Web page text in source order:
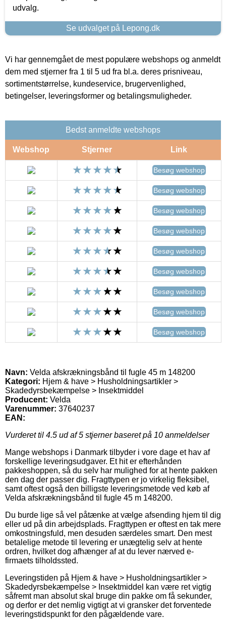
udvalg.
Se udvalget på Lepong.dk
Vi har gennemgået de mest populære webshops og anmeldt
dem med stjerner fra 1 til 5 ud fra bl.a. deres prisniveau,
sortimentstørrelse, kundeservice, brugervenlighed,
betingelser, leveringsformer og betalingsmuligheder.
Bedst anmeldte webshops
Webshop Stjerner Link
Besøg webshop
Besøg webshop
Besøg webshop
Besøg webshop
Besøg webshop
Besøg webshop
Besøg webshop
Besøg webshop
Besøg webshop
Navn: Velda afskrækningsbånd til fugle 45 m 148200
Kategori: Hjem & have > Husholdningsartikler >
Skadedyrsbekæmpelse > Insektmiddel
Producent: Velda
Varenummer: 37640237
EAN:
Vurderet til 4.5 ud af 5 stjerner baseret på 10 anmeldelser
Mange webshops i Danmark tilbyder i vore dage et hav af
forskellige leveringsudgaver. Et hit er efterhånden
pakkeshoppen, så du selv har mulighed for at hente pakken
den dag der passer dig. Fragttypen er jo virkelig fleksibel,
samt oftest også den billigste leveringsmetode ved køb af
Velda afskrækningsbånd til fugle 45 m 148200.
Du burde lige så vel påtænke at vælge afsending hjem til dig
eller ud på din arbejdsplads. Fragttypen er oftest en tak mere
omkostningsfuld, men desuden særdeles smart. Den mest
betalelige metode til levering er unægtelig selv at hente
ordren, hvilket dog afhænger af at du lever nærved e-
firmaets tilholdssted.
Leveringstiden på Hjem & have > Husholdningsartikler >
Skadedyrsbekæmpelse > Insektmiddel kan være ret vigtig
såfremt man absolut skal bruge din pakke om få sekunder,
og derfor er det nemlig vigtigt at vi gransker det forventede
leveringstidspunkt for den pågældende vare.